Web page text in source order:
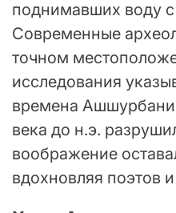
поднимавших воду с
Современные
точном
исследования
времена
века до н.э.
воображение
вдохновляя поэтов